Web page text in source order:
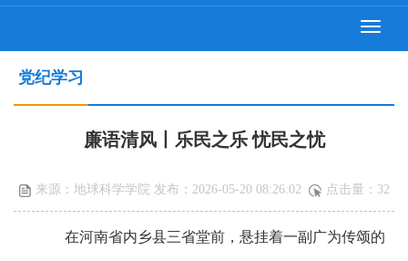
党纪学习
廉语清风丨乐民之乐 忧民之忧
来源：地球科学学院 发布：2026-05-20 08:26:02 点击量： 32
在河南省内乡县三省堂前，悬挂着一副广为传颂的